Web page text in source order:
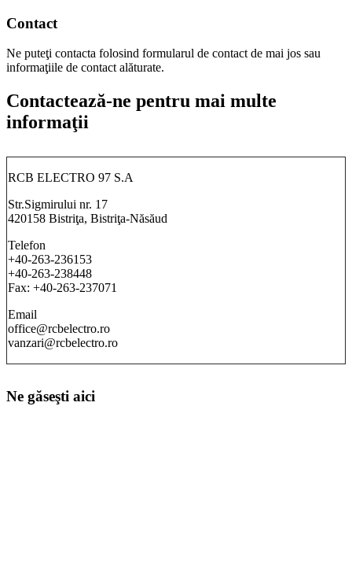
Contact
Ne puteţi contacta folosind formularul de contact de mai jos sau
informaţiile de contact alăturate.
Contactează-ne pentru mai multe
informaţii
RCB ELECTRO 97 S.A
Str.Sigmirului nr. 17
420158 Bistriţa, Bistriţa-Năsăud
Telefon
+40-263-236153
+40-263-238448
Fax: +40-263-237071
Email
office@rcbelectro.ro
vanzari@rcbelectro.ro
Ne găseşti aici